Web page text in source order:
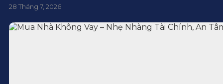
28 Tháng 7, 2026